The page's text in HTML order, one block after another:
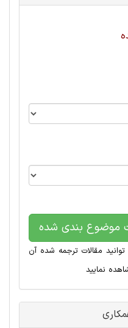
موضوع بندی شده
مقالات ترجمه شده آن
نمایید